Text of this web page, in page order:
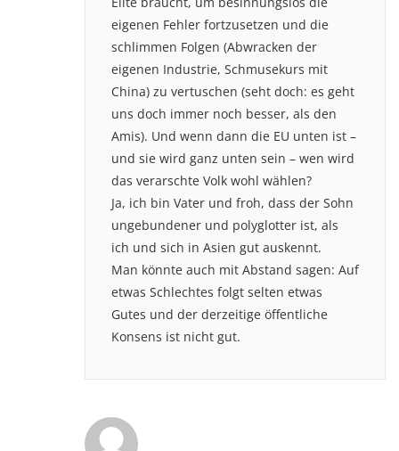
eigenen Fehler fortzusetzen und die
schlimmen Folgen (Abwracken der
eigenen Industrie, Schmusekurs mit
China) zu vertuschen (seht doch: es geht
uns doch immer noch besser, als den
Amis). Und wenn dann die EU unten ist –
und sie wird ganz unten sein – wen wird
das verarschte Volk wohl wählen?
Ja, ich bin Vater und froh, dass der Sohn
ungebundener und polyglotter ist, als
ich und sich in Asien gut auskennt.
Man könnte auch mit Abstand sagen: Auf
etwas Schlechtes folgt selten etwas
Gutes und der derzeitige öffentliche
Konsens ist nicht gut.